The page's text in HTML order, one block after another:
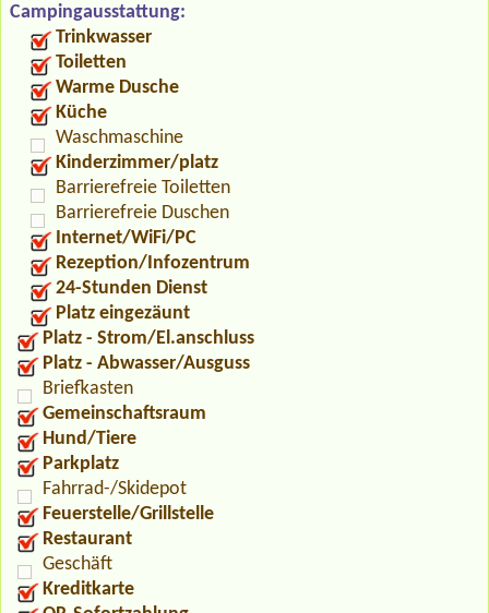
Campingausstattung:
Trinkwasser
Toiletten
Warme Dusche
Küche
Waschmaschine
Kinderzimmer/platz
Barrierefreie Toiletten
Barrierefreie Duschen
Internet/WiFi/PC
Rezeption/Infozentrum
24-Stunden Dienst
Platz eingezäunt
Platz - Strom/El.anschluss
Platz - Abwasser/Ausguss
Briefkasten
Gemeinschaftsraum
Hund/Tiere
Parkplatz
Fahrrad-/Skidepot
Feuerstelle/Grillstelle
Restaurant
Geschäft
Kreditkarte